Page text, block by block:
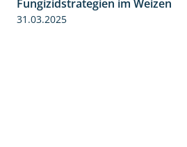
Fungizidstrategien im Weizen
31.03.2025